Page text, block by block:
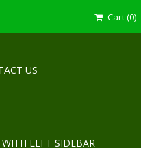
Cart (0)
US
LEFT SIDEBAR